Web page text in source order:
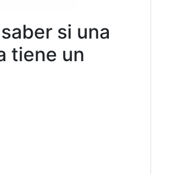
si una
tiene un